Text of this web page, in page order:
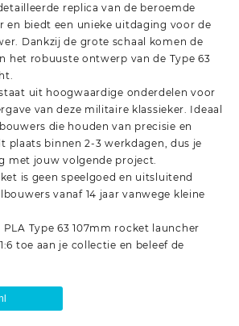
replica van de beroemde
en biedt een unieke uitdaging voor de
Dankzij de grote schaal komen de
het robuuste ontwerp van de Type 63
uit hoogwaardige onderdelen voor
van deze militaire klassieker. Ideaal
die houden van precisie en
plaats binnen 2-3 werkdagen, dus je
met jouw volgende project.
is geen speelgoed en uitsluitend
vanaf 14 jaar vanwege kleine
Type 63 107mm rocket launcher
toe aan je collectie en beleef de